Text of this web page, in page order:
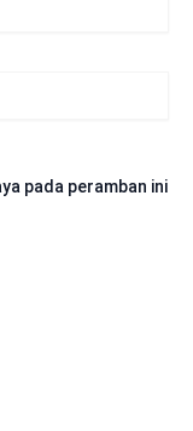
pada peramban ini